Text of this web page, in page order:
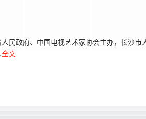
民政府、中国电视艺术家协会主办，长沙市
全文